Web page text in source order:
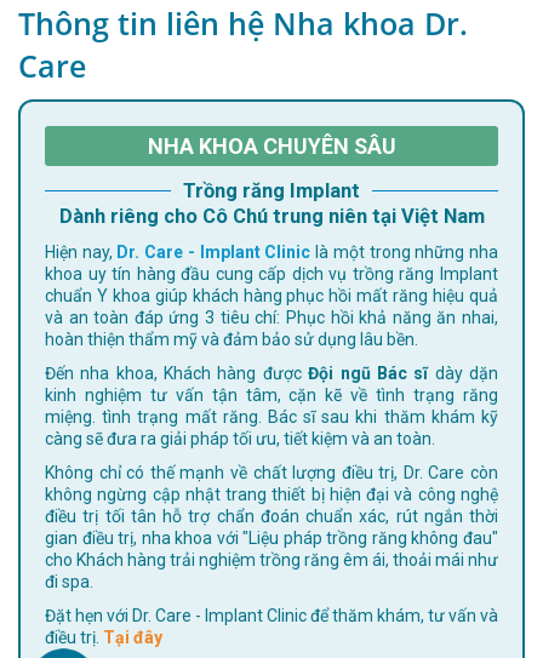
Thông tin liên hệ Nha khoa Dr.
Care
NHA KHOA CHUYÊN SÂU
Trồng răng Implant
Dành riêng cho Cô Chú trung niên tại Việt Nam
Hiện nay, Dr. Care - Implant Clinic là một trong những nha
khoa uy tín hàng đầu cung cấp dịch vụ trồng răng Implant
chuẩn Y khoa giúp khách hàng phục hồi mất răng hiệu quả
và an toàn đáp ứng 3 tiêu chí: Phục hồi khả năng ăn nhai,
hoàn thiện thẩm mỹ và đảm bảo sử dụng lâu bền.
Đến nha khoa, Khách hàng đượcĐội ngũ Bác sĩdày dặn
kinh nghiệm tư vấn tận tâm, cặn kẽ về tình trạng răng
miệng. tình trạng mất răng. Bác sĩ sau khi thăm khám kỹ
càng sẽ đưa ra giải pháp tối ưu, tiết kiệm và an toàn.
Không chỉ có thế mạnh về chất lượng điều trị, Dr. Care còn
không ngừng cập nhật trang thiết bị hiện đại và công nghệ
điều trị tối tân hỗ trợ chẩn đoán chuẩn xác, rút ngắn thời
gian điều trị, nha khoa với "Liệu pháp trồng răng không đau"
cho Khách hàng trải nghiệm trồng răng êm ái, thoải mái như
đi spa.
Đặt hẹn với Dr. Care - Implant Clinic để thăm khám, tư vấn và
điều trị. Tại đây